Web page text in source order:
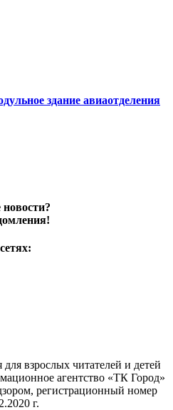
здание авиаотделения
взрослых читателей и детей
агентство «ТК Город»
регистрационный номер
г.